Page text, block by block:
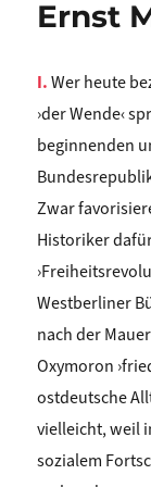
Ernst
I.Wer heute
›der Wende‹
beginnenden
Zwar
Historiker
Westberliner
nach der
Oxymoron
ostdeutsche
vielleicht, weil
sozialem